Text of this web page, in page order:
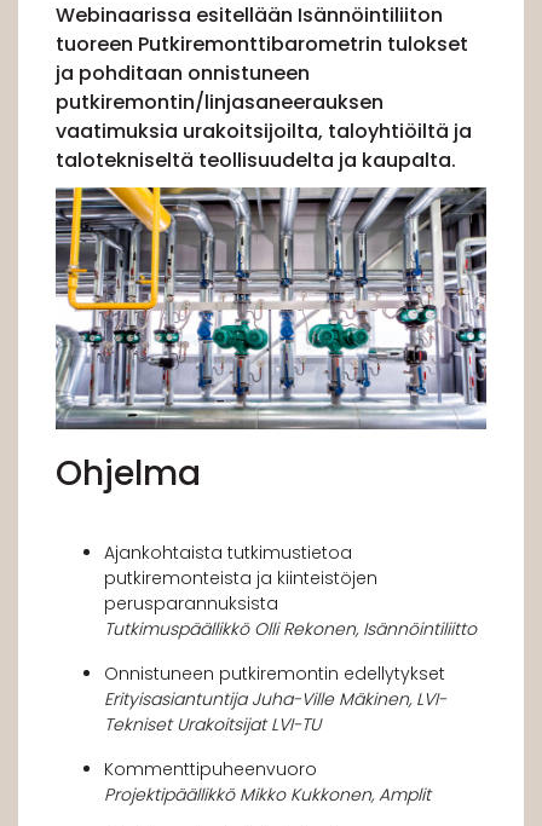
Webinaarissa esitellään Isännöintiliiton
tuoreen Putkiremonttibarometrin tulokset
ja pohditaan onnistuneen
putkiremontin/linjasaneerauksen
vaatimuksia urakoitsijoilta, taloyhtiöiltä ja
talotekniseltä teollisuudelta ja kaupalta.
Ohjelma
Ajankohtaista tutkimustietoa
putkiremonteista ja kiinteistöjen
perusparannuksista
Tutkimuspäällikkö Olli Rekonen, Isännöintiliitto
Onnistuneen putkiremontin edellytykset
Erityisasiantuntija Juha-Ville Mäkinen, LVI-
Tekniset Urakoitsijat LVI-TU
Kommenttipuheenvuoro
Projektipäällikkö Mikko Kukkonen, Amplit